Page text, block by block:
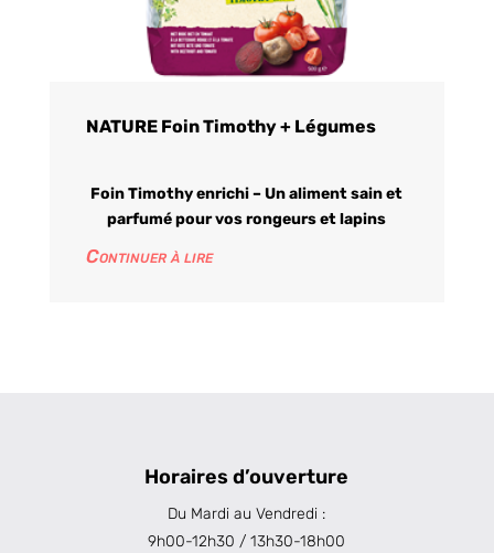
NATURE Foin Timothy + Légumes
Foin Timothy enrichi – Un aliment sain et
parfumé pour vos rongeurs et lapins
Continuer à lire
Horaires d’ouverture
Du Mardi au Vendredi :
9h00-12h30 / 13h30-18h00